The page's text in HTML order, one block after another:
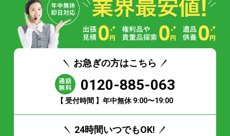
お急ぎの方はこちら
0120-885-063
【 受付時間 】年中無休 9:00〜19:00
24時間いつでもOK!